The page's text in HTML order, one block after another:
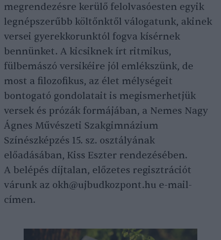
megrendezésre kerülő felolvasóesten egyik
legnépszerűbb költőnktől válogatunk, akinek
versei gyerekkorunktól fogva kísérnek
bennünket. A kicsiknek írt ritmikus,
fülbemászó versikéire jól emlékszünk, de
most a filozofikus, az élet mélységeit
bontogató gondolatait is megismerhetjük
versek és prózák formájában, a Nemes Nagy
Ágnes Művészeti Szakgimnázium
Színészképzés 15. sz. osztályának
előadásában, Kiss Eszter rendezésében.
A belépés díjtalan, előzetes regisztrációt
várunk az okh@ujbudkozpont.hu e-mail-
címen.